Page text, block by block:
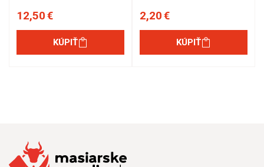
12,50 €
KÚPIŤ
2,20 €
KÚPIŤ